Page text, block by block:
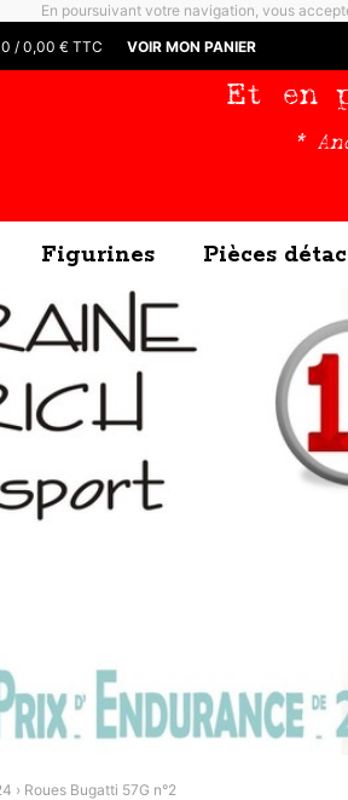
En poursuivant votre navigation, vous
0 / 0,00 € TTC VOIR MON PANIER
Figurines Pièces
Et en
*
› Roues Bugatti 57G n°2